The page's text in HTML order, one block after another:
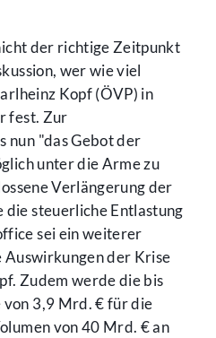
der richtige Zeitpunkt
wer wie viel
Kopf (ÖVP) in
fest. Zur
nun "das Gebot der
unter die Arme zu
Verlängerung der
die steuerliche Entlastung
sei ein weiterer
der Krise
Zudem werde die bis
3,9 Mrd. € für die
von 40 Mrd. € an